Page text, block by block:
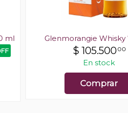
ml Glenmorangie Whisky
$ 105.50000
En stock
Comprar